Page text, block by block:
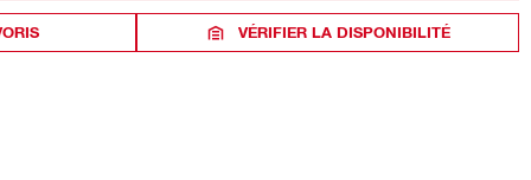
VÉRIFIER LA DISPONIBILITÉ